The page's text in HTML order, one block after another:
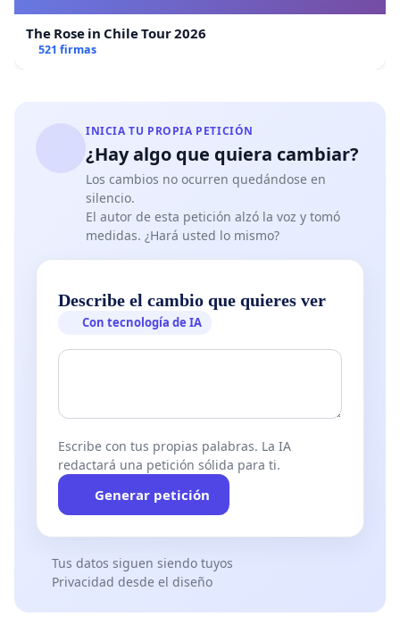
de enero de 1988, actualmente algunos defienden
que no es necesario una nueva Ley, sostienen que
recordemos que no se desarrolló ningún artículo
que establezca el Folklore como asignatura.
The Rose in Chile Tour 2026
521 firmas
INICIA TU PROPIA PETICIÓN
¿Hay algo que quiera cambiar?
Los cambios no ocurren quedándose en
silencio.
El autor de esta petición alzó la voz y tomó
medidas. ¿Hará usted lo mismo?
Describe el cambio que quieres ver
Con tecnología de IA
Escribe con tus propias palabras. La IA
redactará una petición sólida para ti.
Generar petición
Tus datos siguen siendo tuyos
Privacidad desde el diseño